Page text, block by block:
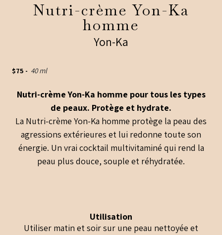
Nutri-crème Yon-Ka
homme
Yon-Ka
$75 - 40 ml
Nutri-crème Yon-Ka homme pour tous les types
de peaux. Protège et hydrate.
La Nutri-crème Yon-Ka homme protège la peau des
agressions extérieures et lui redonne toute son
énergie. Un vrai cocktail multivitaminé qui rend la
peau plus douce, souple et réhydratée.
Utilisation
Utiliser matin et soir sur une peau nettoyée et